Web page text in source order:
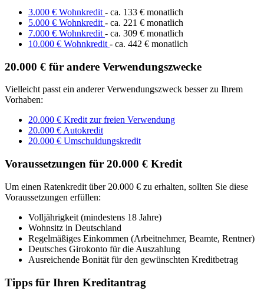
3.000 € Wohnkredit - ca. 133 € monatlich
5.000 € Wohnkredit - ca. 221 € monatlich
7.000 € Wohnkredit - ca. 309 € monatlich
10.000 € Wohnkredit - ca. 442 € monatlich
20.000 € für andere Verwendungszwecke
Vielleicht passt ein anderer Verwendungszweck besser zu Ihrem
Vorhaben:
20.000 € Kredit zur freien Verwendung
20.000 € Autokredit
20.000 € Umschuldungskredit
Voraussetzungen für 20.000 € Kredit
Um einen Ratenkredit über 20.000 € zu erhalten, sollten Sie diese
Voraussetzungen erfüllen:
Volljährigkeit (mindestens 18 Jahre)
Wohnsitz in Deutschland
Regelmäßiges Einkommen (Arbeitnehmer, Beamte, Rentner)
Deutsches Girokonto für die Auszahlung
Ausreichende Bonität für den gewünschten Kreditbetrag
Tipps für Ihren Kreditantrag